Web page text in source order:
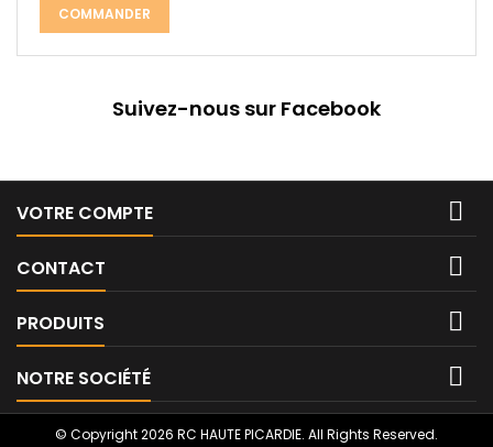
COMMANDER
Suivez-nous sur Facebook
VOTRE COMPTE 
CONTACT 
PRODUITS 
NOTRE SOCIÉTÉ 
© Copyright 2026 RC HAUTE PICARDIE. All Rights Reserved.